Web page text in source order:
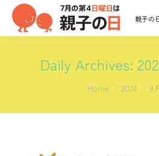
Daily Archives:
You are here:
Home 2024 9